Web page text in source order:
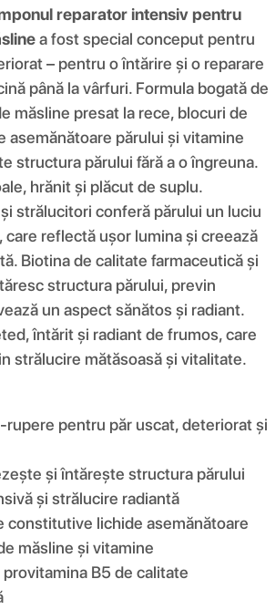
reparator intensiv pentru
a fost special conceput pentru
– pentru o întărire și o reparare
până la vârfuri. Formula bogată de
măsline presat la rece, blocuri de
asemănătoare părului și vitamine
structura părului fără a o îngreuna.
hrănit și plăcut de suplu.
strălucitori conferă părului un luciu
care reflectă ușor lumina și creează
Biotina de calitate farmaceutică și
structura părului, previn
un aspect sănătos și radiant.
întărit și radiant de frumos, care
strălucire mătăsoasă și vitalitate.
rupere pentru păr uscat, deteriorat și
și întărește structura părului
și strălucire radiantă
constitutive lichide asemănătoare
măsline și vitamine
B5 de calitate